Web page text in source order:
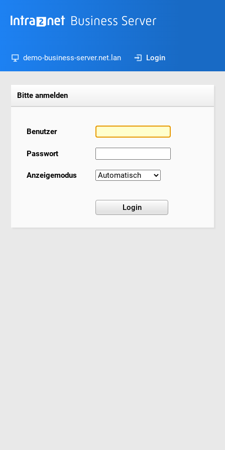
demo-business-server.net.lan Login
Bitte anmelden
Benutzer
Passwort
Anzeigemodus